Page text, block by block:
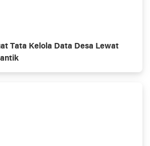
Tata Kelola Data Desa Lewat